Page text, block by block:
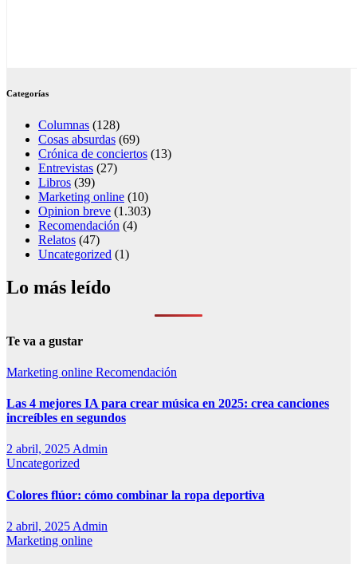
Categorías
Columnas (128)
Cosas absurdas (69)
Crónica de conciertos (13)
Entrevistas (27)
Libros (39)
Marketing online (10)
Opinion breve (1.303)
Recomendación (4)
Relatos (47)
Uncategorized (1)
Lo más leído
Te va a gustar
Marketing online Recomendación
Las 4 mejores IA para crear música en 2025: crea canciones
increíbles en segundos
2 abril, 2025Admin
Uncategorized
Colores flúor: cómo combinar la ropa deportiva
2 abril, 2025 Admin
Marketing online